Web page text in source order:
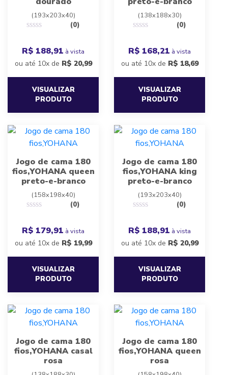
(193x203x40)
(0)
R$ 188,91 à vista
ou até 10x de R$ 20,99
VISUALIZAR
PRODUTO
(138x188x30)
(0)
R$ 168,21 à vista
ou até 10x de R$ 18,69
VISUALIZAR
PRODUTO
Jogo de cama 180
fios,YOHANA queen
preto-e-branco
(158x198x40)
(0)
R$ 179,91 à vista
ou até 10x de R$ 19,99
VISUALIZAR
PRODUTO
Jogo de cama 180
fios,YOHANA king
preto-e-branco
(193x203x40)
(0)
R$ 188,91 à vista
ou até 10x de R$ 20,99
VISUALIZAR
PRODUTO
Jogo de cama 180
fios,YOHANA casal
rosa
Jogo de cama 180
fios,YOHANA queen
rosa